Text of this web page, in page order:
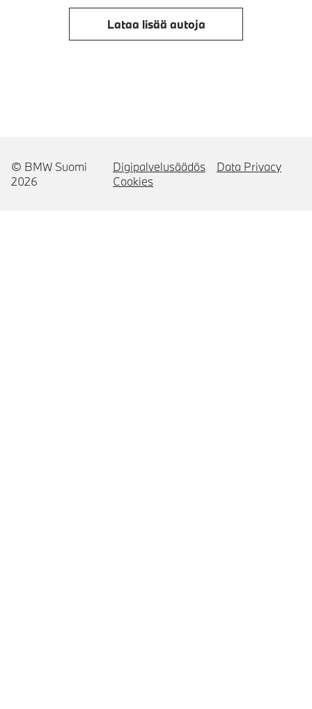
Lataa lisää autoja
© BMW Suomi
2026
Digipalvelusäädös
Data Privacy
Cookies